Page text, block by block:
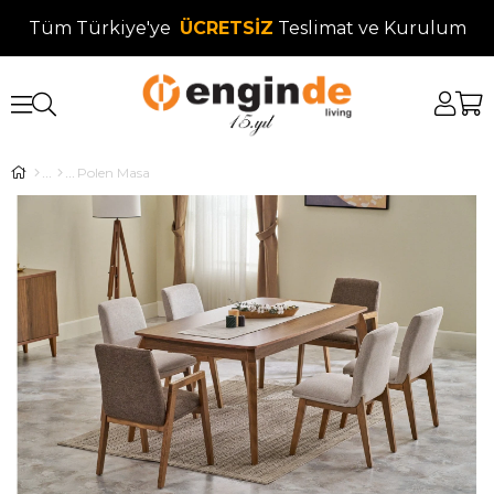
Tüm Türkiye'ye ÜCRETSİZ Teslimat ve Kurulum
Polen Masa